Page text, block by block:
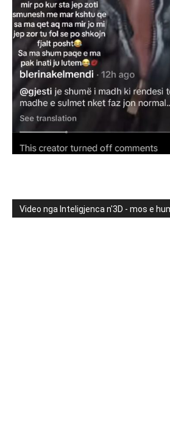
Video nga Inteligjenca n'3D - mos e